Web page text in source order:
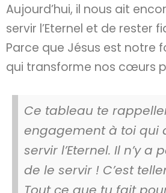
Aujourd’hui, il nous ait
servir l’Eternel et de rester
Parce que Jésus est notre
qui transforme nos cœurs
Ce tableau te
engagement à toi qui
servir l’Eternel. Il n’y a
de le servir ! C’est